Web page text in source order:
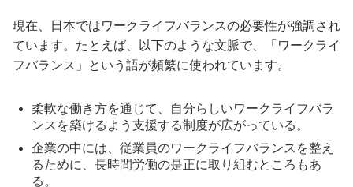
現在、日本ではワークライフバランスの必要性が強調され
ています。たとえば、以下のような文脈で、「ワークライ
フバランス」という語が頻繁に使われています。
柔軟な働き方を通じて、自分らしいワークライフバラ
ンスを築けるよう支援する制度が広がっている。
企業の中には、従業員のワークライフバランスを整え
るために、長時間労働の是正に取り組むところもあ
る。